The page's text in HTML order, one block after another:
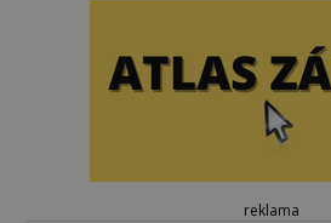
reklama